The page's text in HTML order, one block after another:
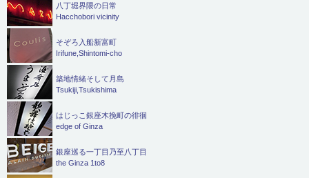
八丁堀界隈の日常
Hacchobori vicinity
そぞろ入船新富町
Irifune,Shintomi-cho
築地情緒そして月島
Tsukiji,Tsukishima
はじっこ銀座木挽町の徘徊
edge of Ginza
銀座巡る一丁目乃至八丁目
the Ginza 1to8